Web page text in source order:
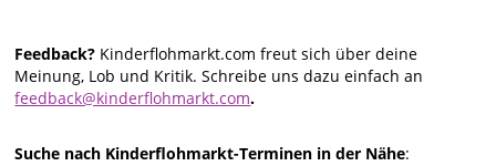
Feedback? Kinderflohmarkt.com freut sich über deine
Meinung, Lob und Kritik. Schreibe uns dazu einfach an
feedback@kinderflohmarkt.com.
Suche nach Kinderflohmarkt-Terminen in der Nähe: